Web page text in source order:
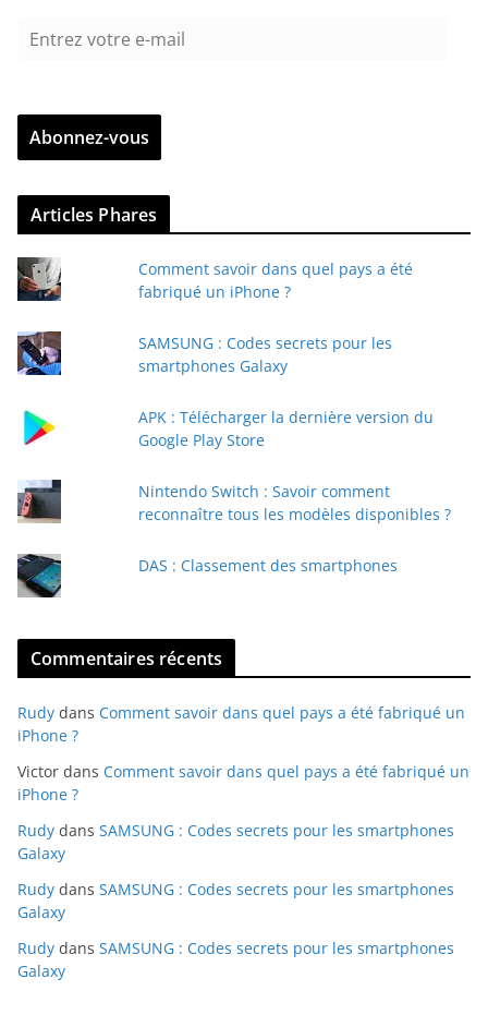
r
z
v
r
e
e
a
Abonnez-vous
Articles Phares
Comment savoir dans quel pays a été
fabriqué un iPhone ?
SAMSUNG : Codes secrets pour les
smartphones Galaxy
APK : Télécharger la dernière version du
Google Play Store
Nintendo Switch : Savoir comment
reconnaître tous les modèles disponibles ?
DAS : Classement des smartphones
Commentaires récents
Rudy dans Comment savoir dans quel pays a été fabriqué un
iPhone ?
Victor dans Comment savoir dans quel pays a été fabriqué un
iPhone ?
Rudy dans SAMSUNG : Codes secrets pour les smartphones
Galaxy
Rudy dans SAMSUNG : Codes secrets pour les smartphones
Galaxy
Rudy dans SAMSUNG : Codes secrets pour les smartphones
Galaxy